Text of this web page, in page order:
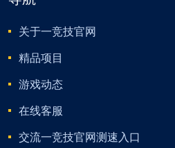
关于一竞技官网
精品项目
游戏动态
在线客服
交流一竞技官网测速入口